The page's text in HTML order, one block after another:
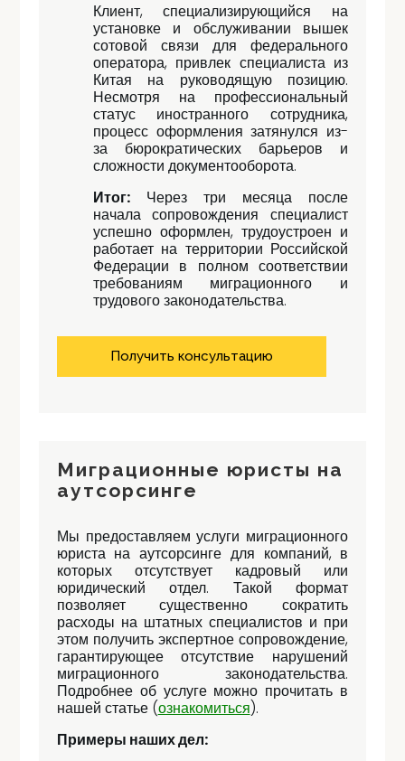
Клиент, специализирующийся на
установке и обслуживании вышек
сотовой связи для федерального
оператора, привлек специалиста из
Китая на руководящую позицию.
Несмотря на профессиональный
статус иностранного сотрудника,
процесс оформления затянулся из-
за бюрократических барьеров и
сложности документооборота.
Итог:Через три месяца после
начала сопровождения специалист
успешно оформлен, трудоустроен и
работает на территории Российской
Федерации в полном соответствии
требованиям миграционного и
трудового законодательства.
Получить консультацию
Миграционные юристы на
аутсорсинге
Мы предоставляем услуги миграционного
юриста на аутсорсинге для компаний, в
которых отсутствует кадровый или
юридический отдел. Такой формат
позволяет существенно сократить
расходы на штатных специалистов и при
этом получить экспертное сопровождение,
гарантирующее отсутствие нарушений
миграционного законодательства.
Подробнее об услуге можно прочитать в
нашей статье (ознакомиться).
Примеры наших дел: